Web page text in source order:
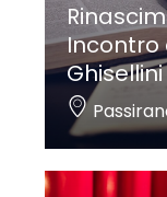
Incontro
Ghisellini